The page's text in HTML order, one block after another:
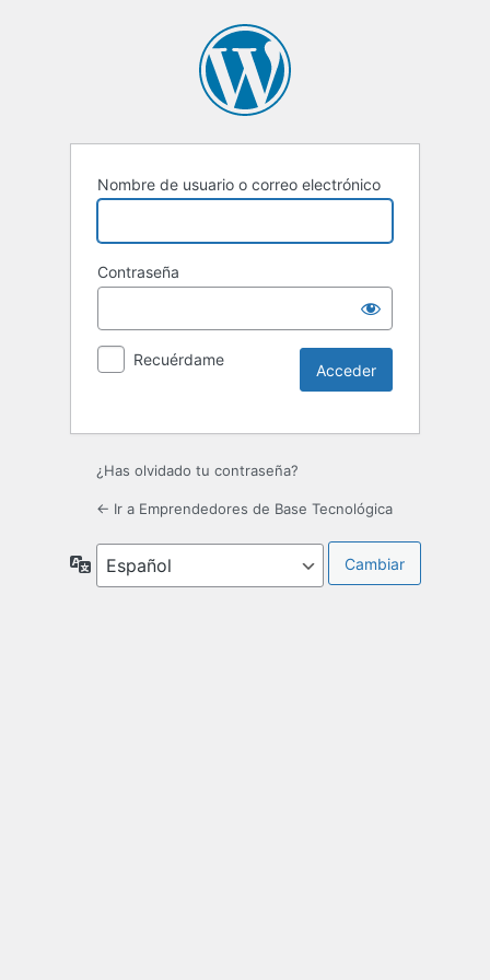
Nombre de usuario o correo electrónico
Contraseña
Recuérdame
¿Has olvidado tu contraseña?
← Ir a Emprendedores de Base Tecnológica
Idioma